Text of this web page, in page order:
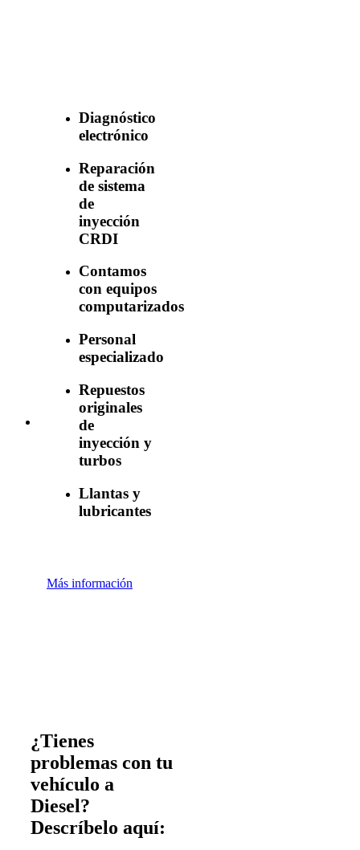
Diagnóstico
electrónico
Reparación
de sistema
de
inyección
CRDI
Contamos
con equipos
computarizados
Personal
especializado
Repuestos
originales
de
inyección y
turbos
Llantas y
lubricantes
Más información
¿Tienes
problemas con tu
vehículo a
Diesel?
Descríbelo aquí: